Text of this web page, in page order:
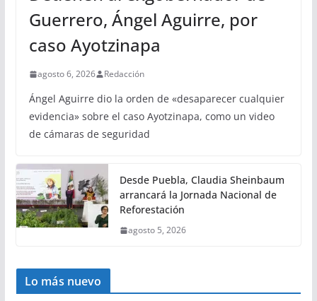
Guerrero, Ángel Aguirre, por
caso Ayotzinapa
agosto 6, 2026 Redacción
Ángel Aguirre dio la orden de «desaparecer cualquier
evidencia» sobre el caso Ayotzinapa, como un video
de cámaras de seguridad
Desde Puebla, Claudia Sheinbaum
arrancará la Jornada Nacional de
Reforestación
agosto 5, 2026
Lo más nuevo